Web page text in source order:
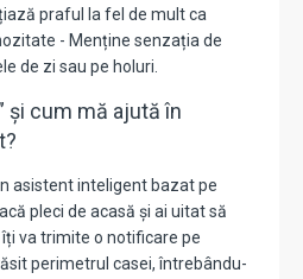
praful la fel de mult ca
- Menține senzația de
de zi sau pe holuri.
și cum mă ajută în
asistent inteligent bazat pe
pleci de acasă și ai uitat să
va trimite o notificare pe
perimetrul casei, întrebându-